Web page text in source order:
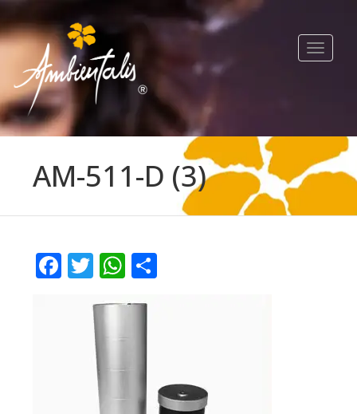
Toggle
AM-511-D (3)
Facebook
TwitterWhatsApp